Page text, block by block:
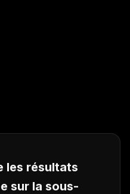
les résultats
sur la sous-